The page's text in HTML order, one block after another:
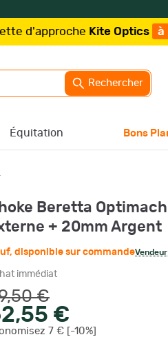
Kite Optics à partir de
Rechercher
Équitation Bons
Beretta
+ 20mm Argent
, disponible sur commande
immédiat
€
€
7 € [-10%]